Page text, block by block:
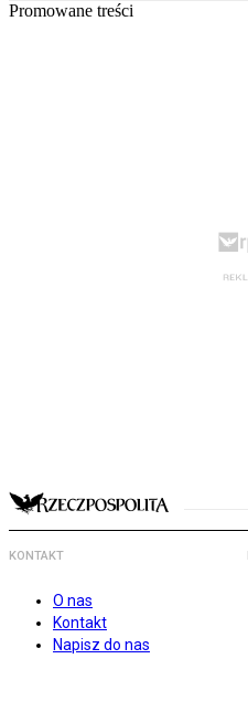
Promowane treści
KONTAKT
O nas
Kontakt
Napisz do nas